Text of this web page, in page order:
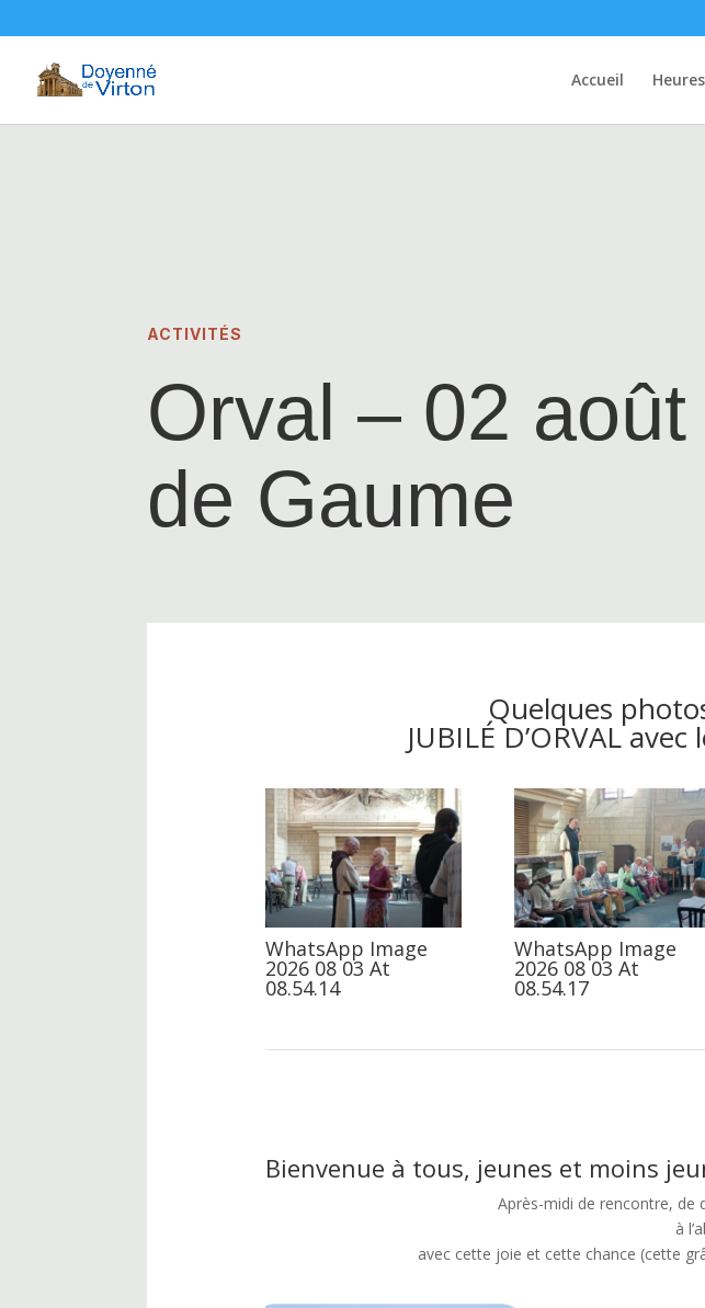
Accueil
ACTIVITÉS
Orval – 02
de Gaume
Quelques
JUBILÉ D’ORVAL
WhatsApp Image
2026 08 03 At
08.54.14
WhatsApp Image
2026 08 03 At
08.54.17
Bienvenue à tous, jeunes et moins
Après-midi de rencontre, de
à
avec cette joie et cette chance (cette